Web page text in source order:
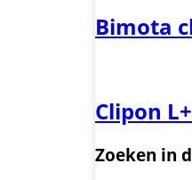
Bimota
Clipon
Zoeken in